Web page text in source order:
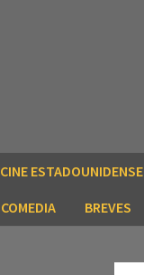
CINE ESTADOUNIDENSE
COMEDIA BREVES